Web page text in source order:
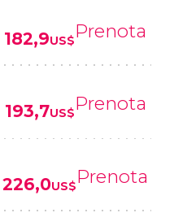
182,9US$Prenota
193,7US$Prenota
226,0US$Prenota